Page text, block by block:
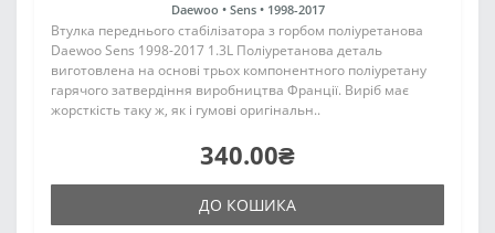
Daewoo • Sens • 1998-2017
Втулка переднього стабілізатора з горбом поліуретанова
Daewoo Sens 1998-2017 1.3L Поліуретанова деталь
виготовлена на основі трьох компонентного поліуретану
гарячого затвердіння виробництва Франції. Виріб має
жорсткість таку ж, як і гумові оригінальн..
340.00₴
ДО КОШИКА